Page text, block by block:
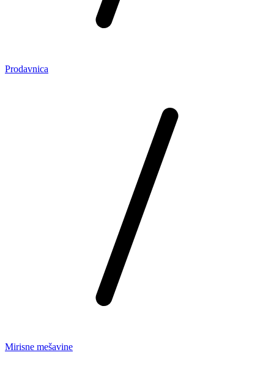
Prodavnica
Mirisne mešavine